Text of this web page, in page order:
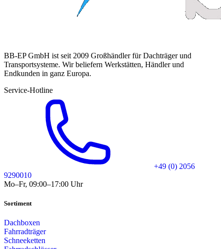
BB-EP GmbH ist seit 2009 Großhändler für Dachträger und
Transportsysteme. Wir beliefern Werkstätten, Händler und
Endkunden in ganz Europa.
Service-Hotline
+49 (0) 2056
9290010
Mo–Fr, 09:00–17:00 Uhr
Sortiment
Dachboxen
Fahrradträger
Schneeketten